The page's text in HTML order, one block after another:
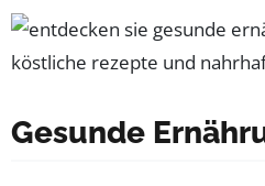
Gesunde